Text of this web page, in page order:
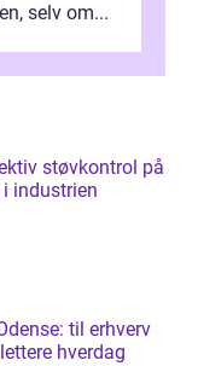
selv om...
industrien
til erhverv
hverdag